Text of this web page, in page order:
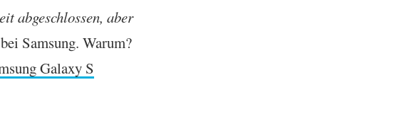
abgeschlossen, aber
Sam­sung. War­um?
Galaxy S